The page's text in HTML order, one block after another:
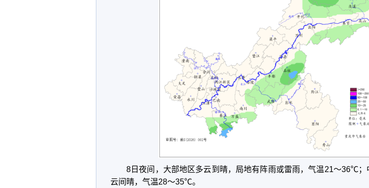
8日夜间，大部地区多云到晴，局地有阵雨或雷雨，气温21～36℃；
云间晴，气温28～35℃。